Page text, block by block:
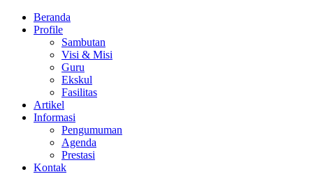
Beranda
Profile
Sambutan
Visi & Misi
Guru
Ekskul
Fasilitas
Artikel
Informasi
Pengumuman
Agenda
Prestasi
Kontak